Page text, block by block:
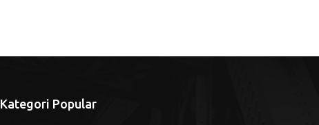
Kategori Popular